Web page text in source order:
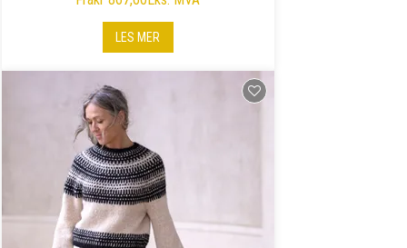
LES MER